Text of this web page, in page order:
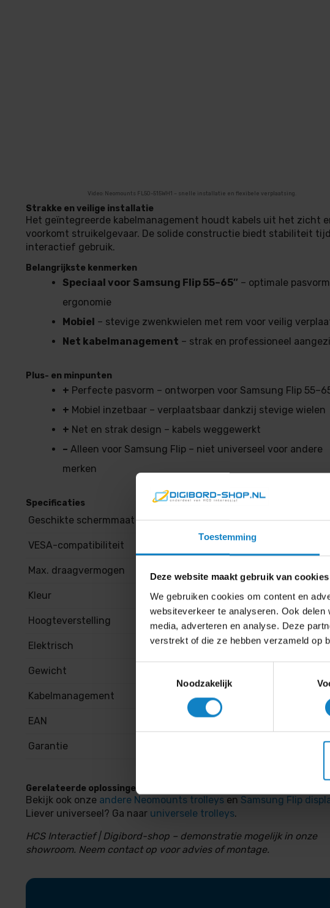
Toestemming
Deze website maakt gebruik van cookies
We gebruiken cookies om content en
websiteverkeer te analyseren. Ook
media, adverteren en analyse. Deze
verstrekt of die ze hebben verzameld op
Noodzakelijk
Video: Neomounts FL50-515WH1 – snelle installatie en flexibele verplaatsing.
Strakke en veilige installatie
Het geïntegreerde kabelmanagement houdt kabels uit het zicht
voorkomt struikelgevaar. De solide constructie biedt stabiliteit
interactief gebruik.
Belangrijkste kenmerken
Speciaal voor Samsung Flip 55–65″ – optimale
ergonomie
Mobiel – stevige zwenkwielen met rem voor veilig
Net kabelmanagement – strak en professioneel
Plus- en minpunten
+ Perfecte pasvorm – ontworpen voor Samsung Flip
+ Mobiel inzetbaar – verplaatsbaar dankzij stevige wielen
+ Net en strak design – kabels weggewerkt
– Alleen voor Samsung Flip – niet universeel voor andere
merken
Specificaties
Geschikte schermmaat 55–65 inch (Samsung Flip)
VESA-compatibiliteit bijv. 600×400 mm
Max. draagvermogen tot 70 kg
Kleur Wit
Hoogteverstelling Nee
Elektrisch Nee
Gewicht
Kabelmanagement Geïntegreerd
EAN 8717371449940
Garantie
Gerelateerde oplossingen
Bekijk ook onze andere Neomounts trolleys en Samsung Flip
Liever universeel? Ga naar universele trolleys.
HCS Interactief | Digibord-shop – demonstratie mogelijk in onze
showroom. Neem contact op voor advies of montage.